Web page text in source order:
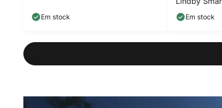
Em stock
quadrado,
Em stock